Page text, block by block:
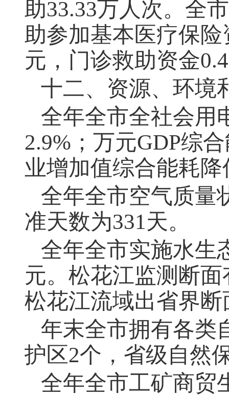
助33.33万人次。全
助参加基本医疗保
元，门诊救助资金
十二、资源、环境
全年全市全社会用
2.9%；万元GDP综
业增加值综合能耗降
全年全市空气质量
准天数为331天。
全年全市实施水生
元。松花江监测断
松花江流域出省界
年末全市拥有各类
护区2个，省级自然
全年全市工矿商贸